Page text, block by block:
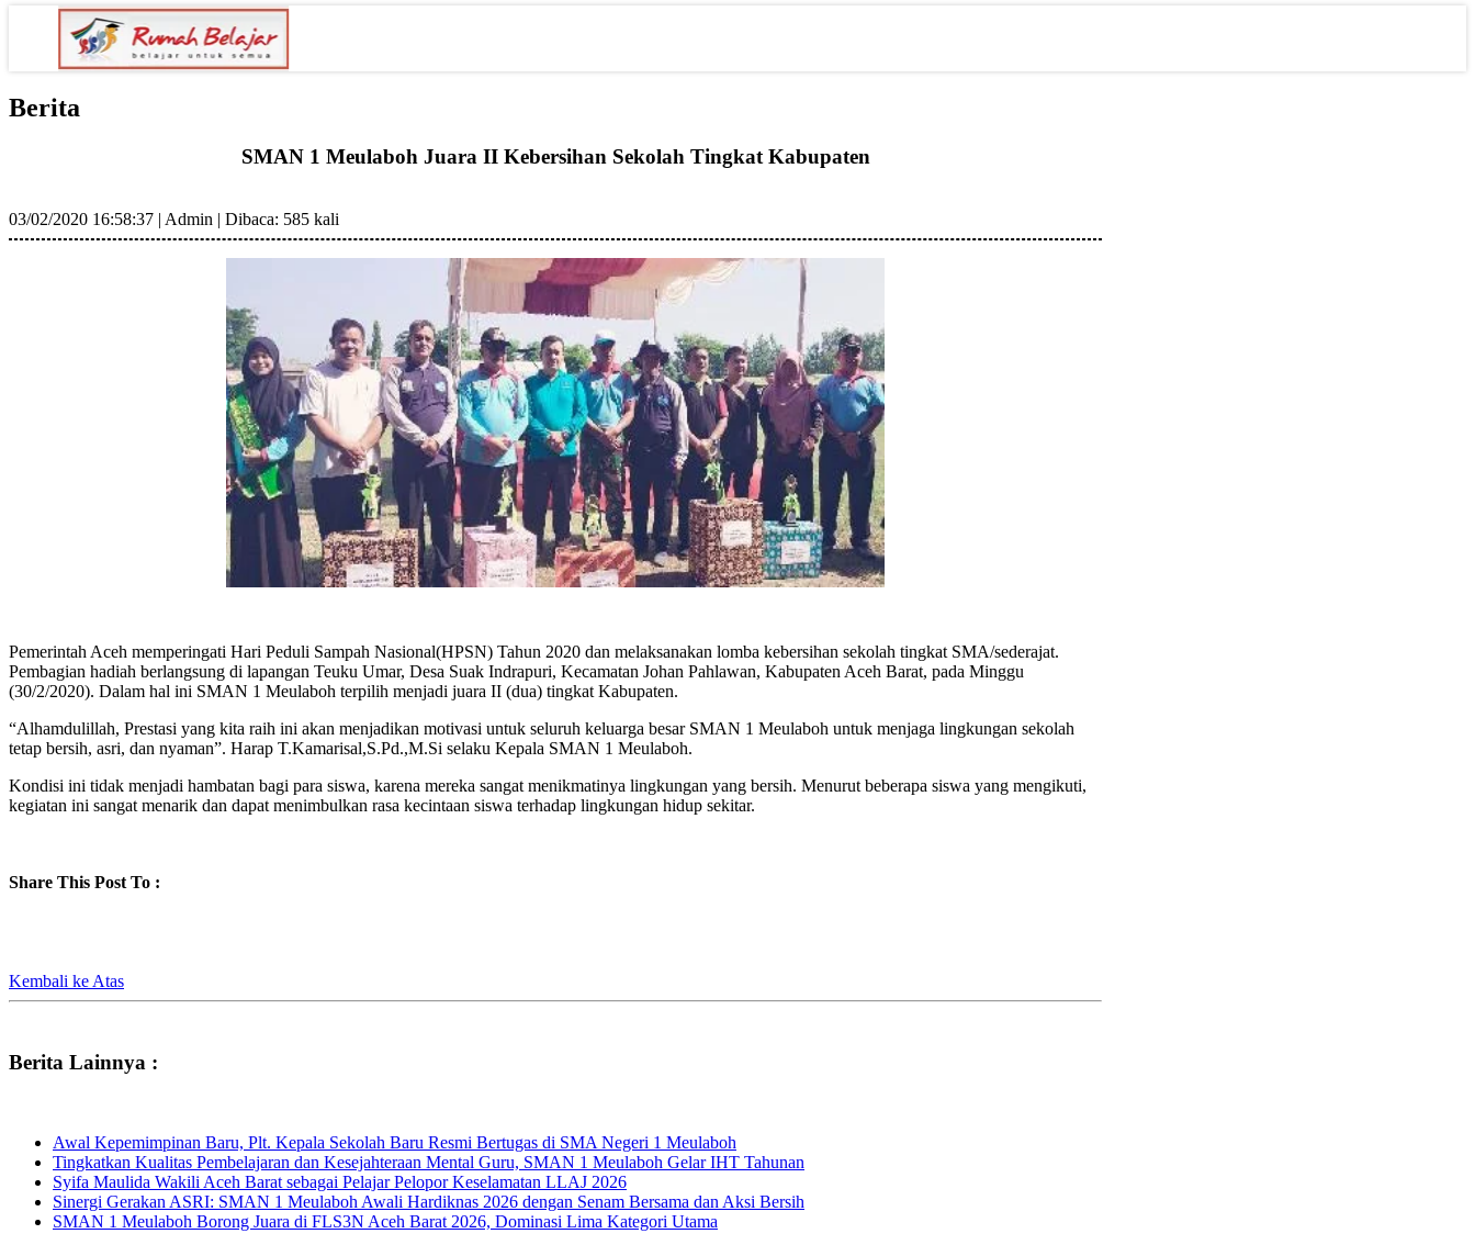
Berita
SMAN 1 Meulaboh Juara II Kebersihan Sekolah Tingkat Kabupaten
03/02/2020 16:58:37 | Admin | Dibaca: 585 kali
Pemerintah Aceh memperingati Hari Peduli Sampah Nasional(HPSN) Tahun 2020 dan melaksanakan lomba kebersihan sekolah tingkat SMA/sederajat.
Pembagian hadiah berlangsung di lapangan Teuku Umar, Desa Suak Indrapuri, Kecamatan Johan Pahlawan, Kabupaten Aceh Barat, pada Minggu
(30/2/2020). Dalam hal ini SMAN 1 Meulaboh terpilih menjadi juara II (dua) tingkat Kabupaten.
“Alhamdulillah, Prestasi yang kita raih ini akan menjadikan motivasi untuk seluruh keluarga besar SMAN 1 Meulaboh untuk menjaga lingkungan sekolah
tetap bersih, asri, dan nyaman”. Harap T.Kamarisal,S.Pd.,M.Si selaku Kepala SMAN 1 Meulaboh.
Kondisi ini tidak menjadi hambatan bagi para siswa, karena mereka sangat menikmatinya lingkungan yang bersih. Menurut beberapa siswa yang mengikuti,
kegiatan ini sangat menarik dan dapat menimbulkan rasa kecintaan siswa terhadap lingkungan hidup sekitar.
Share This Post To :
Kembali ke Atas
Berita Lainnya :
Awal Kepemimpinan Baru, Plt. Kepala Sekolah Baru Resmi Bertugas di SMA Negeri 1 Meulaboh
Tingkatkan Kualitas Pembelajaran dan Kesejahteraan Mental Guru, SMAN 1 Meulaboh Gelar IHT Tahunan
Syifa Maulida Wakili Aceh Barat sebagai Pelajar Pelopor Keselamatan LLAJ 2026
Sinergi Gerakan ASRI: SMAN 1 Meulaboh Awali Hardiknas 2026 dengan Senam Bersama dan Aksi Bersih
SMAN 1 Meulaboh Borong Juara di FLS3N Aceh Barat 2026, Dominasi Lima Kategori Utama